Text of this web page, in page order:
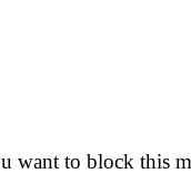
want to block this